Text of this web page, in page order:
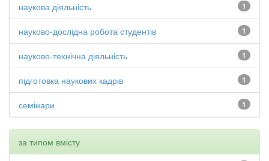
1
наукова діяльність
1
науково-дослідна робота студентів
1
науково-технічна діяльність
1
підготовка наукових кадрів
1
семінари
за типом вмісту